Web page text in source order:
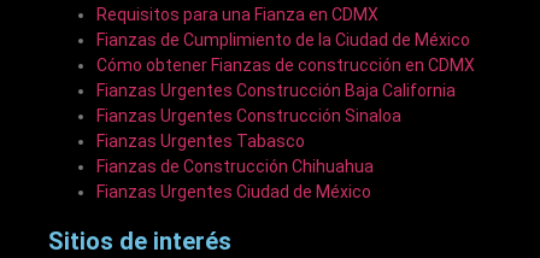
Requisitos para una Fianza en CDMX
Fianzas de Cumplimiento de la Ciudad de México
Cómo obtener Fianzas de construcción en CDMX
Fianzas Urgentes Construcción Baja California
Fianzas Urgentes Construcción Sinaloa
Fianzas Urgentes Tabasco
Fianzas de Construcción Chihuahua
Fianzas Urgentes Ciudad de México
Sitios de interés